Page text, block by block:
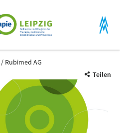
Rubimed AG
Teilen